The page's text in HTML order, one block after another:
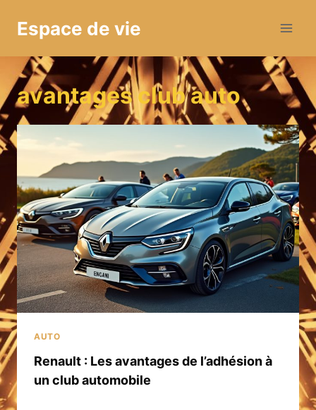
Espace de vie
avantages club auto
AUTO
Renault : Les avantages de l’adhésion à
un club automobile